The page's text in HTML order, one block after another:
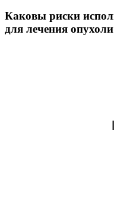
Каковы риски
для лечения